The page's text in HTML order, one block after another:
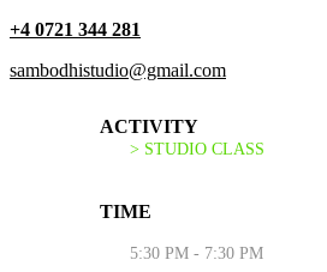
+4 0721 344 281
sambodhistudio@gmail.com
ACTIVITY
> STUDIO CLASS
TIME
5:30 PM - 7:30 PM